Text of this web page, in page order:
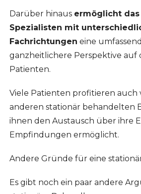
Darüber hinaus ermöglicht das
Spezialisten mit
Fachrichtungen eine
ganzheitlichere Perspektive auf
Patienten.
Viele Patienten profitieren auch
anderen stationär behandelten
ihnen den Austausch über ihre
Empfindungen ermöglicht.
Andere Gründe für eine
Es gibt noch ein paar andere